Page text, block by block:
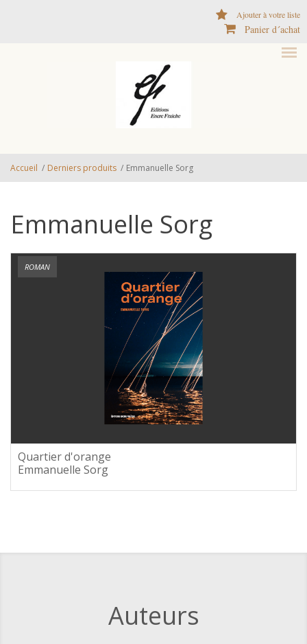
Ajouter à votre liste
Panier d´achat
Accueil / Derniers produits / Emmanuelle Sorg
Emmanuelle Sorg
ROMAN
Quartier d'orange
Emmanuelle Sorg
Auteurs